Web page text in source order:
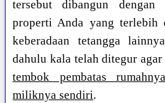
tersebut dibangun dengan
properti Anda yang terlebih
keberadaan tetangga
dahulu kala telah ditegur
tembok pembatas
miliknya sendiri.